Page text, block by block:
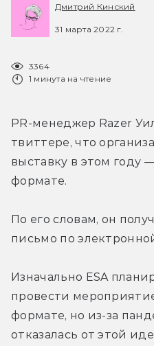
Дмитрий Кинский
31 марта 2022 г.
3364
1 минута на чтение
PR-менеджер Razer
твиттере, что
выставку в этом году
формате.
По его словам, он
письмо по
Изначально ESA
провести
формате, но из-за
отказалась от этой